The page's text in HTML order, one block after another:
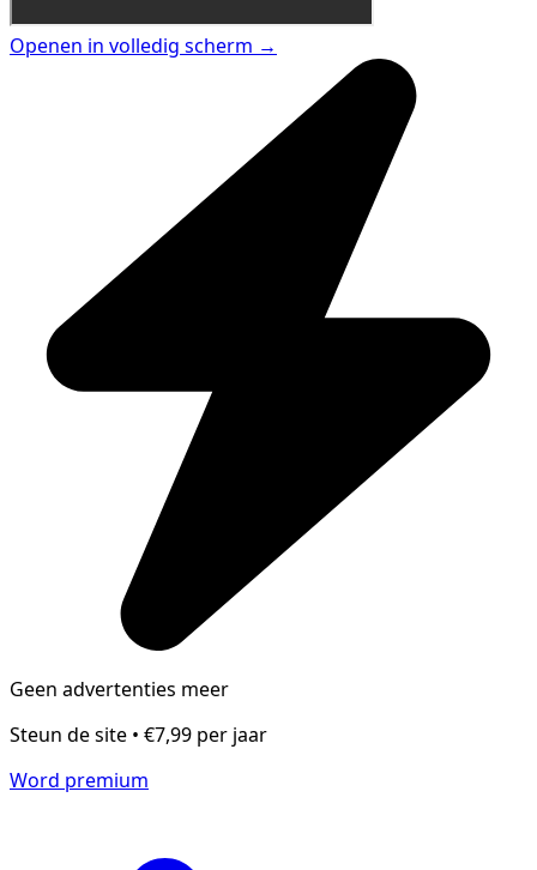
Openen in volledig scherm →
Geen advertenties meer
Steun de site • €7,99 per jaar
Word premium